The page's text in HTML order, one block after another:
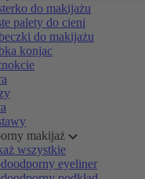
do makijażu
palety do cieni
do makijażu
konjac
makijaż
wszystkie
eyeliner